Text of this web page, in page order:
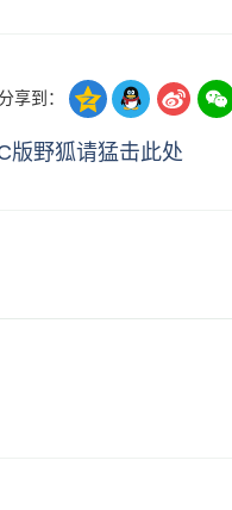
享到：
版野狐请猛击此处